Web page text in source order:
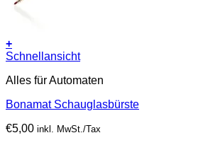
+
Schnellansicht
Alles für Automaten
Bonamat Schauglasbürste
€5,00 inkl. MwSt./Tax